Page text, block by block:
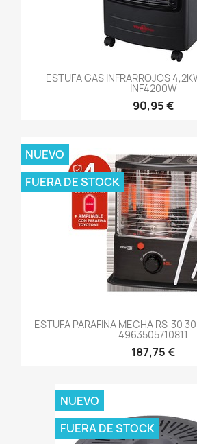
ESTUFA GAS INFRARROJOS
INF4200W
90,95 €
ESTUFA PARAFINA MECHA RS-30
4963505710811
187,75 €
NUEVO
FUERA DE STOCK
NUEVO
FUERA DE STOCK